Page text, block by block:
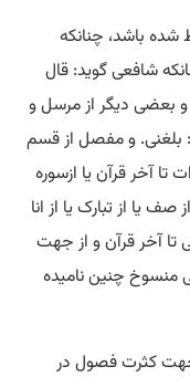
شده باشد، چنانکه
شافعی گوید: قال
و بعضی دیگر از مرسل و
و مفصل از قسم
آخر قرآن یا ازسوره
صف یا از تبارک یا از انا
تا آخر قرآن و از جهت
منسوخ چنین نامیده
جهت کثرت فصول در